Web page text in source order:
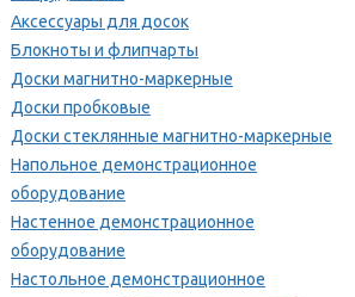
Аксессуары для досок
Блокноты и флипчарты
Доски магнитно-маркерные
Доски пробковые
Доски стеклянные магнитно-маркерные
Напольное демонстрационное
оборудование
Настенное демонстрационное
оборудование
Настольное демонстрационное